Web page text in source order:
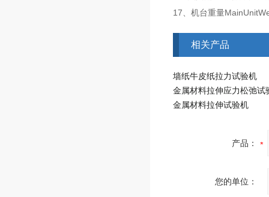
17、机台重量
相关产品
墙纸牛皮纸拉力试验机
金属材料拉伸应力松弛试
金属材料拉伸试验机
产品：
您的单位：